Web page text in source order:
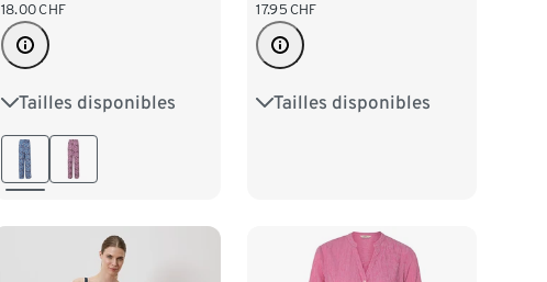
18.00CHF
Tailles disponibles
S 36/38 M 40/42
L 44/46
17.95 CHF
Tailles disponibles
S 36/38 M 40/42